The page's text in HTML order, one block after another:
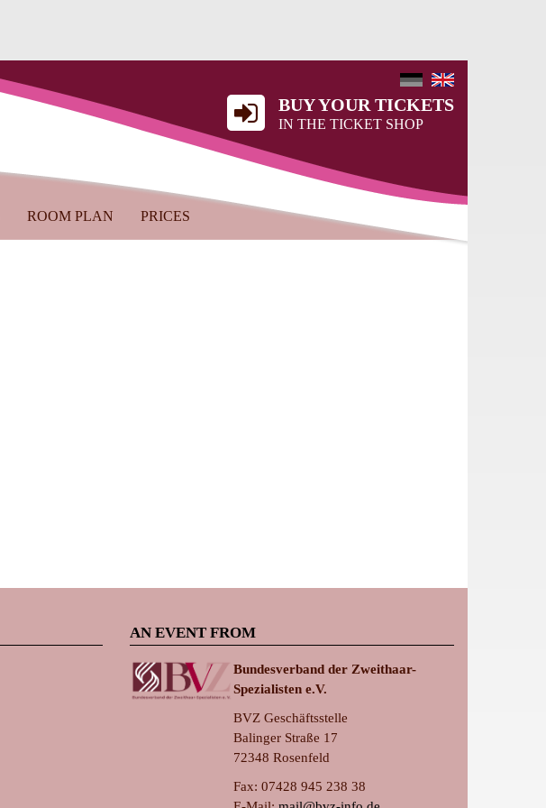
BUY YOUR TICKETS
IN THE TICKET SHOP
ROOM PLAN PRICES
AN EVENT FROM
Bundesverband der Zweithaar-
Spezialisten e.V.
BVZ Geschäftsstelle
Balinger Straße 17
72348 Rosenfeld
Fax: 07428 945 238 38